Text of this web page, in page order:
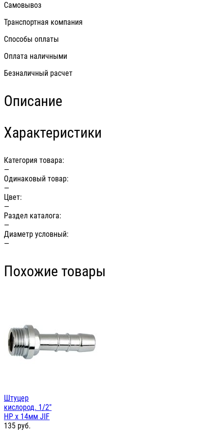
Самовывоз
Транспортная компания
Способы оплаты
Оплата наличными
Безналичный расчет
Описание
Характеристики
Категория товара:
—
Одинаковый товар:
—
Цвет:
—
Раздел каталога:
—
Диаметр условный:
—
Похожие товары
Штуцер
кислород. 1/2"
НР х 14мм JIF
135 руб.